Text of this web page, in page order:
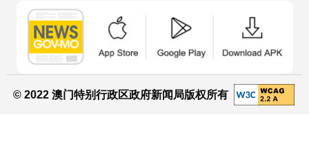
© 2022 澳门特别行政区政府新闻局版权所有